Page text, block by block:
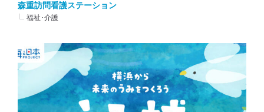
森重訪問看護ステーション
福祉･介護